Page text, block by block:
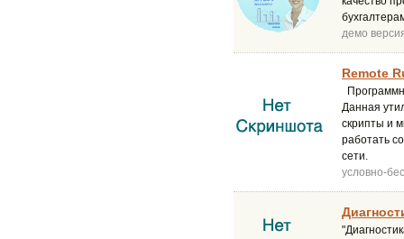
демо
Remote
Данная
скрипты и
работать
сети.
условно-